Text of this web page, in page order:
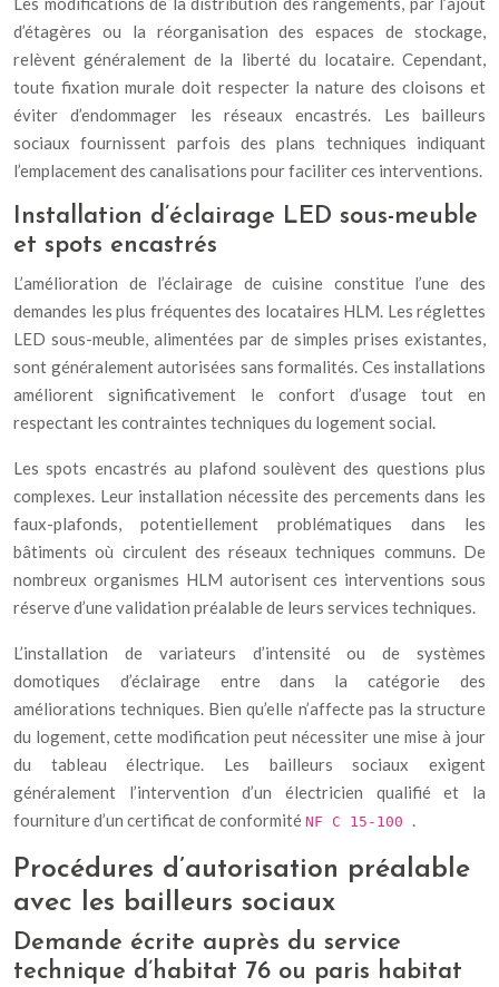
d’étagères ou la réorganisation des espaces de stockage,
relèvent généralement de la liberté du locataire. Cependant,
toute fixation murale doit respecter la nature des cloisons et
éviter d’endommager les réseaux encastrés. Les bailleurs
sociaux fournissent parfois des plans techniques indiquant
l’emplacement des canalisations pour faciliter ces interventions.
Installation d’éclairage LED sous-meuble
et spots encastrés
L’amélioration de l’éclairage de cuisine constitue l’une des
demandes les plus fréquentes des locataires HLM. Les réglettes
LED sous-meuble, alimentées par de simples prises existantes,
sont généralement autorisées sans formalités. Ces installations
améliorent significativement le confort d’usage tout en
respectant les contraintes techniques du logement social.
Les spots encastrés au plafond soulèvent des questions plus
complexes. Leur installation nécessite des percements dans les
faux-plafonds, potentiellement problématiques dans les
bâtiments où circulent des réseaux techniques communs. De
nombreux organismes HLM autorisent ces interventions sous
réserve d’une validation préalable de leurs services techniques.
L’installation de variateurs d’intensité ou de systèmes
domotiques d’éclairage entre dans la catégorie des
améliorations techniques. Bien qu’elle n’affecte pas la structure
du logement, cette modification peut nécessiter une mise à jour
du tableau électrique. Les bailleurs sociaux exigent
généralement l’intervention d’un électricien qualifié et la
fourniture d’un certificat de conformité NF C 15-100 .
Procédures d’autorisation préalable
avec les bailleurs sociaux
Demande écrite auprès du service
technique d’habitat 76 ou paris habitat